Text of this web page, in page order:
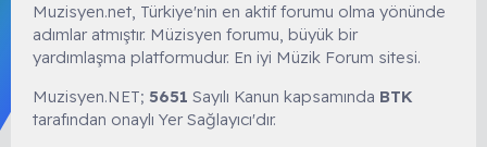
Muzisyen.net, Türkiye'nin en aktif forumu olma yönünde
adımlar atmıştır. Müzisyen forumu, büyük bir
yardımlaşma platformudur. En iyi Müzik Forum sitesi.
Muzisyen.NET; 5651 Sayılı Kanun kapsamında BTK
tarafından onaylı Yer Sağlayıcı'dır.